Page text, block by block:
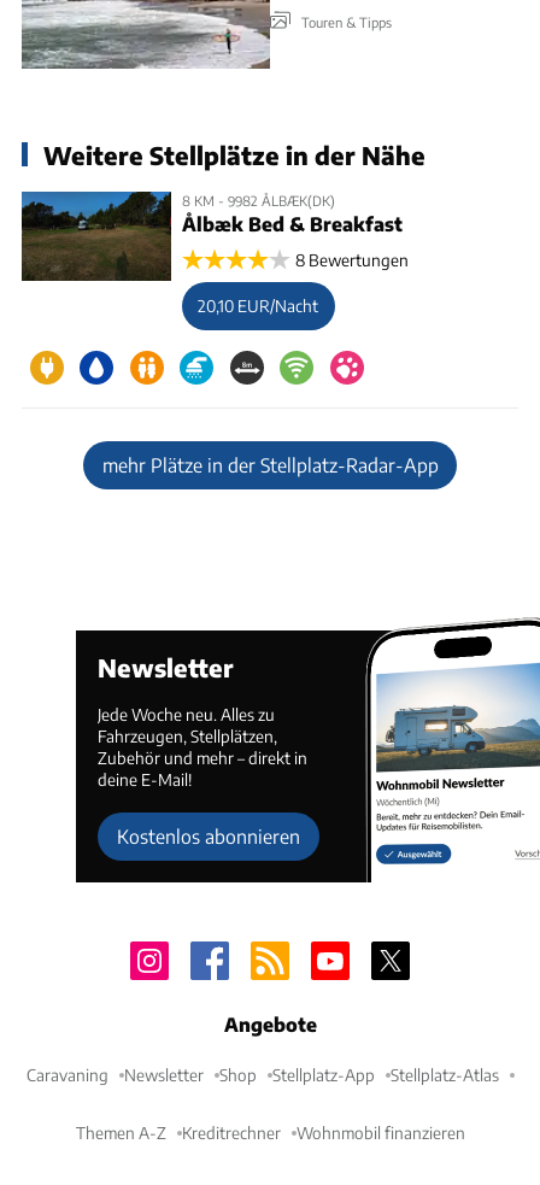
Touren & Tipps
Weitere Stellplätze in der Nähe
8 KM - 9982 ÅLBÆK(DK)
Ålbæk Bed & Breakfast
8 Bewertungen
20,10 EUR/Nacht
mehr Plätze in der Stellplatz-Radar-App
Newsletter
Jede Woche neu. Alles zu
Fahrzeugen, Stellplätzen,
Zubehör und mehr – direkt in
deine E-Mail!
Kostenlos abonnieren
Angebote
Caravaning Newsletter Shop Stellplatz-App Stellplatz-Atlas
Themen A-Z Kreditrechner Wohnmobil finanzieren